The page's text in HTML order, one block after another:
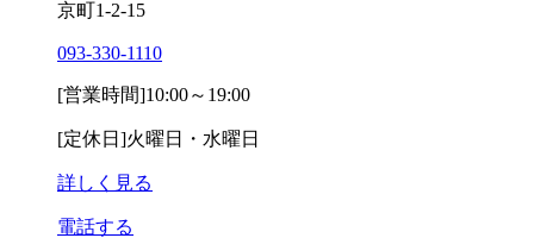
京町1-2-15
093-330-1110
[営業時間]10:00～19:00
[定休日]火曜日・水曜日
詳しく見る
電話する